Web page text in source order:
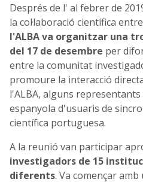
Després de l' al febrer de
la col·laboració científica
l'ALBA va organitzar una
del 17 de desembre per
entre la comunitat
promoure la interacció
l'ALBA, alguns
espanyola d'usuaris de
científica portuguesa.
A la reunió van participar
investigadors de 15
diferents. Va començar